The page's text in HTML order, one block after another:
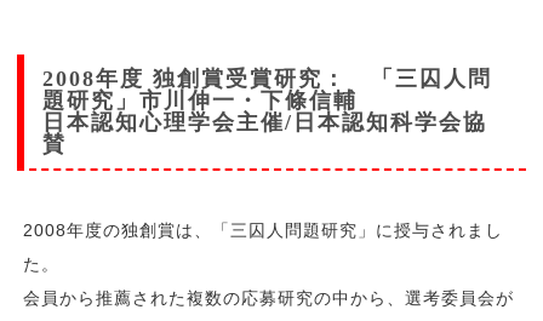
2008年度 独創賞受賞研究： 「三囚人問
題研究」市川伸一・下條信輔
日本認知心理学会主催/日本認知科学会協
賛
2008年度の独創賞は、「三囚人問題研究」に授与されまし
た。
会員から推薦された複数の応募研究の中から、選考委員会が